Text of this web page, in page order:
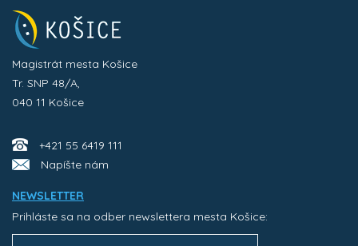
Magistrát mesta Košice
Tr. SNP 48/A,
040 11 Košice
+421 55 6419 111
Napíšte nám
NEWSLETTER
Prihláste sa na odber newslettera mesta Košice: